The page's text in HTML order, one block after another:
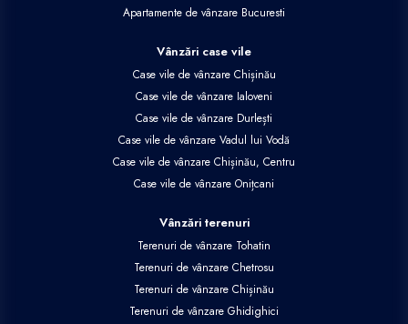
Apartamente de vânzare Bucuresti
Vânzări case vile
Case vile de vânzare Chișinău
Case vile de vânzare Ialoveni
Case vile de vânzare Durlești
Case vile de vânzare Vadul lui Vodă
Case vile de vânzare Chișinău, Centru
Case vile de vânzare Onițcani
Vânzări terenuri
Terenuri de vânzare Tohatin
Terenuri de vânzare Chetrosu
Terenuri de vânzare Chișinău
Terenuri de vânzare Ghidighici